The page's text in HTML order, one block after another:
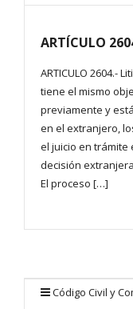
ARTÍCULO
ARTICULO 2604.-
tiene el mismo
previamente y
en el extranjero,
el juicio en trámite
decisión
El proceso […]
Código Civil y